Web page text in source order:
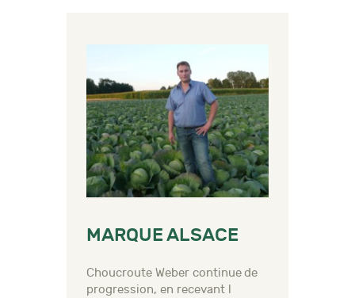
MARQUE ALSACE
Choucroute Weber continue de
progression, en recevant l